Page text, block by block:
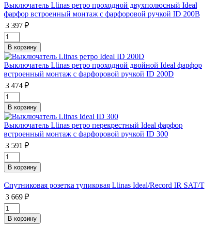
Выключатель Llinas ретро проходной двухполюсный Ideal
фарфор встроенный монтаж с фарфоровой ручкой ID 200B
3 397 ₽
Выключатель Llinas ретро проходной двойной Ideal фарфор
встроенный монтаж с фарфоровой ручкой ID 200D
3 474 ₽
Выключатель Llinas ретро перекрестный Ideal фарфор
встроенный монтаж с фарфоровой ручкой ID 300
3 591 ₽
Спутниковая розетка тупиковая Llinas Ideal/Record IR SAT/T
3 669 ₽